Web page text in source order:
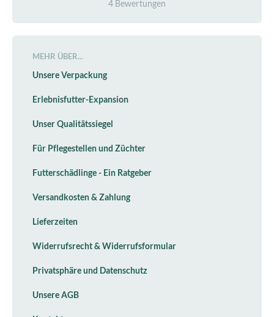
4 Bewertungen
MEHR ÜBER...
Unsere Verpackung
Erlebnisfutter-Expansion
Unser Qualitätssiegel
Für Pflegestellen und Züchter
Futterschädlinge - Ein Ratgeber
Versandkosten & Zahlung
Lieferzeiten
Widerrufsrecht & Widerrufsformular
Privatsphäre und Datenschutz
Unsere AGB